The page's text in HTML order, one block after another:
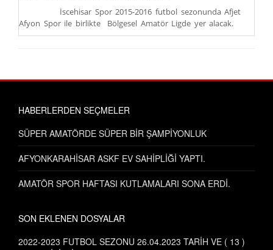
İscehisar Spor 2015-2016 futbol sezonunda Afjet
Afyon Spor ile birlikte Bölgesel Amatör Ligde yer alacak.
HABERLERDEN SEÇMELER
SÜPER AMATÖRDE SÜPER BİR ŞAMPİYONLUK
AFYONKARAHİSAR ASKF EV SAHİPLİĞİ YAPTI.
AMATÖR SPOR HAFTASI KUTLAMALARI SONA ERDİ.
SON EKLENEN DOSYALAR
2022-2023 FUTBOL SEZONU 26.04.2023 TARİH VE ( 13 )